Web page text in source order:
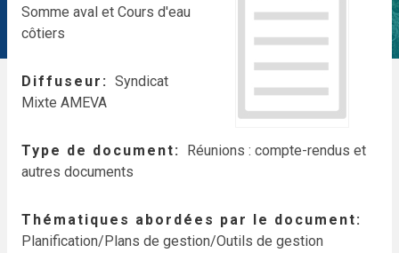
Somme aval et Cours d'eau
côtiers
Diffuseur
Syndicat
Mixte AMEVA
Type de document
Réunions : compte-rendus et
autres documents
Thématiques abordées par le document
Planification/Plans de gestion/Outils de gestion